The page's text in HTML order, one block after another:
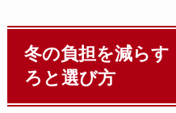
冬の負担を減らす
ろと選び方